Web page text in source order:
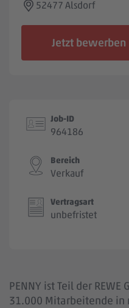
52477 Alsdorf
Jetzt bewerben
Job-ID
964186
Bereich
Verkauf
Vertragsart
unbefristet
PENNY ist Teil der
31.000 Mitarbeitende in